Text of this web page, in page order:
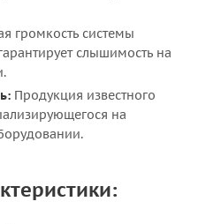
громкость системы
слышимость на
Продукция известного
на